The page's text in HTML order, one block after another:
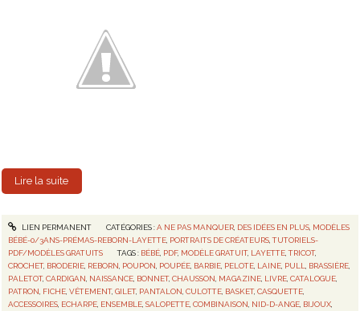
Lire la suite
LIEN PERMANENT CATÉGORIES :A NE PAS MANQUER, DES IDÉES EN PLUS, MODÈLES
BÉBÉ-0/3ANS-PRÉMAS-REBORN-LAYETTE PORTRAITS DE CRÉATEURS ,TUTORIELS-
PDF/MODÈLES GRATUITS
TAGS : BÉBÉ PDF, MODÈLE GRATUIT, LAYETTE ,TRICOT,
CROCHET, BRODERIE REBORN POUPON POUPÉE BARBIE PELOTE LAINE PULL BRASSIÈRE
PALETOT,CARDIGAN NAISSANCE BONNET,CHAUSSON MAGAZINE LIVRE ,CATALOGUE
PATRON FICHE ,VÊTEMENT,GILET, PANTALON ,CULOTTE BASKET,CASQUETTE
ACCESSOIRES ECHARPE ENSEMBLE ,SALOPETTE ,COMBINAISON NID-D-ANGE BIJOUX